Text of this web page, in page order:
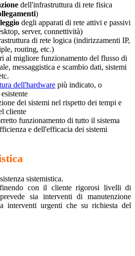
dell'infrastruttura di rete fisica
)
degli apparati di rete attivi e passivi
server, connettività)
di rete logica (indirizzamenti IP,
routing, etc.)
al migliore funzionamento del flusso di
messaggistica e scambio dati, sistemi
dell'hardware più indicato, o
dei sistemi nel rispetto dei tempi e
cliente
funzionamento di tutto il sistema
e dell'efficacia dei sistemi
sistemistica.
con il cliente rigorosi livelli di
sia interventi di manutenzione
interventi urgenti che su richiesta del